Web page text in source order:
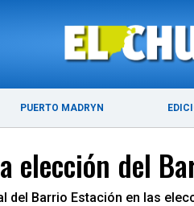
PUERTO MADRYN
ÚLTIMAS
elección del
del Barrio Estación en las